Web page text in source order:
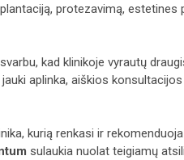
protezavimą, estetines
kad klinikoje vyrautų
aplinka, aiškios
kurią renkasi ir
sulaukia nuolat teigiamų